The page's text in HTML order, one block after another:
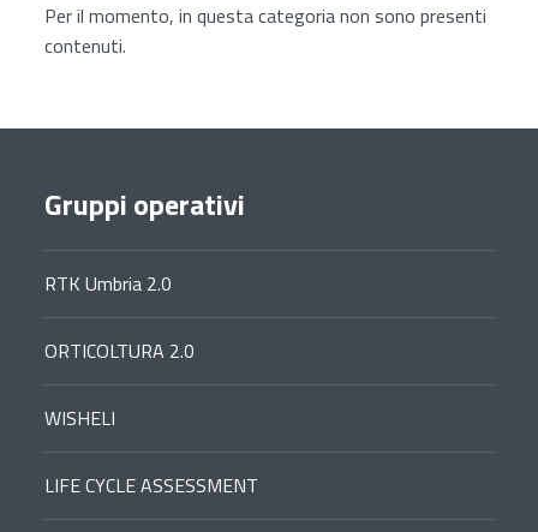
Per il momento, in questa categoria non sono presenti
contenuti.
Gruppi operativi
RTK Umbria 2.0
ORTICOLTURA 2.0
WISHELI
LIFE CYCLE ASSESSMENT